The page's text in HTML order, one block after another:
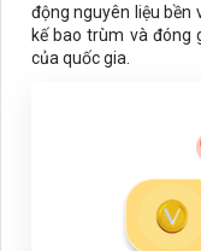
động nguyên liệu bền
kế bao trùm và đóng
của quốc gia.